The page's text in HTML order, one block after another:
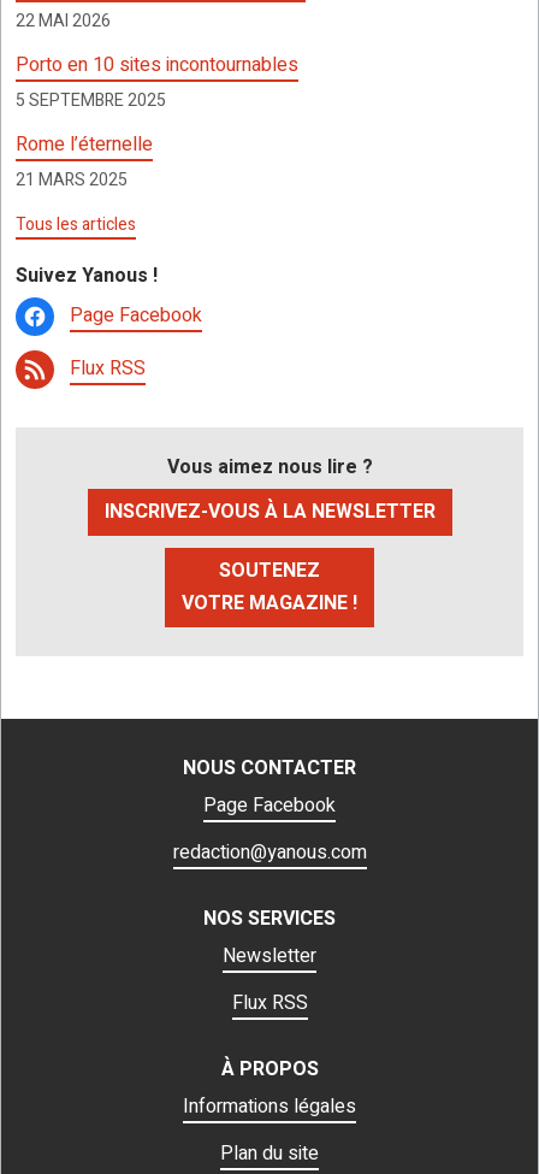
k p at
22 MAI 2026
Porto en 10 sites incontournables
5 SEPTEMBRE 2025
Rome l’éternelle
21 MARS 2025
Tous les articles
Suivez Yanous !
Page Facebook
Flux RSS
Vous aimez nous lire ?
INSCRIVEZ-VOUS À LA NEWSLETTER
SOUTENEZ
VOTRE MAGAZINE !
NOUS CONTACTER
Page Facebook
redaction@yanous.com
NOS SERVICES
Newsletter
Flux RSS
À PROPOS
Informations légales
Plan du site